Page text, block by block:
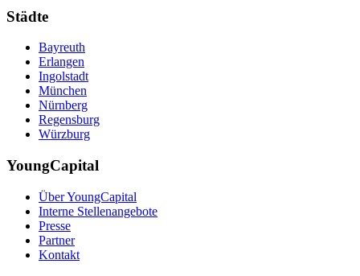
Städte
Bayreuth
Erlangen
Ingolstadt
München
Nürnberg
Regensburg
Würzburg
YoungCapital
Über YoungCapital
Interne Stellenangebote
Presse
Partner
Kontakt